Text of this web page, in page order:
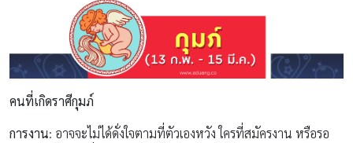
คนที่เกิดราศีกุมภ์
การงาน: อาจจะไม่ได้ดั่งใจตามที่ตัวเองหวัง ใครที่สมัครงาน หรือรอ